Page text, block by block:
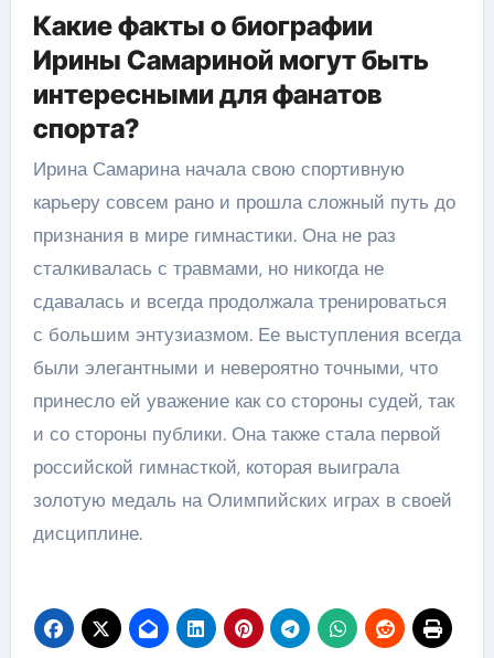
Какие факты о биографии
Ирины Самариной могут быть
интересными для фанатов
спорта?
Ирина Самарина начала свою спортивную
карьеру совсем рано и прошла сложный путь до
признания в мире гимнастики. Она не раз
сталкивалась с травмами, но никогда не
сдавалась и всегда продолжала тренироваться
с большим энтузиазмом. Ее выступления всегда
были элегантными и невероятно точными, что
принесло ей уважение как со стороны судей, так
и со стороны публики. Она также стала первой
российской гимнасткой, которая выиграла
золотую медаль на Олимпийских играх в своей
дисциплине.